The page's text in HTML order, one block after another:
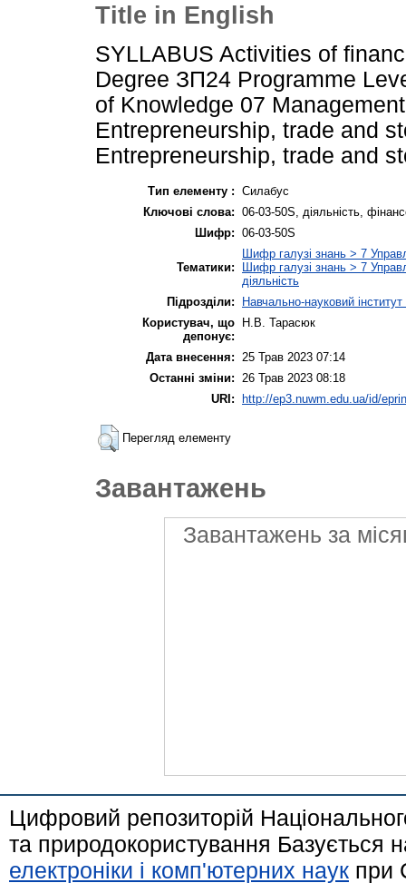
Title in English
SYLLABUS Activities of
Degree ЗП24 Programme
of Knowledge 07
Entrepreneurship, trade and
Entrepreneurship, trade and
Тип елементу : Силабус
Ключові слова: 06-03-50S, діяльність,
Шифр: 06-03-50S
Тематики:
Шифр галузі знань > 7
Шифр галузі знань > 7
діяльність
Підрозділи:
Навчально-науковий
Користувач, що
депонує:
Н.В. Тарасюк
Дата внесення: 25 Трав 2023 07:14
Останні зміни: 26 Трав 2023 08:18
URI:
http://ep3.nuwm.edu.ua/id/
Перегляд елементу
Завантажень
Завантажень за
Цифровий репозиторій
та природокористування Базується
електроніки і комп'ютерних наук при